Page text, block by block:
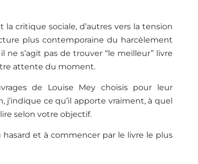
critique sociale, d’autres vers la tension
plus contemporaine du harcèlement
s’agit pas de trouver “le meilleur” livre
attente du moment.
de Louise Mey choisis pour leur
ce qu’il apporte vraiment, à quel
selon votre objectif.
hasard et à commencer par le livre le plus